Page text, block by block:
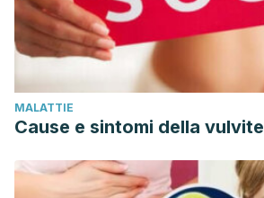
MALATTIE
Cause e sintomi della vulvite